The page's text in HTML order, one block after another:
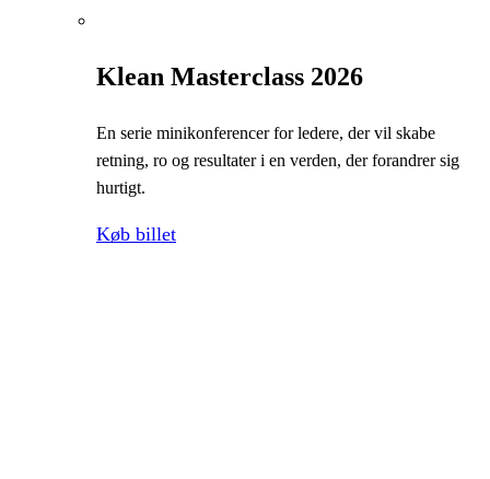
Klean Masterclass 2026
En serie minikonferencer for ledere, der vil skabe
retning, ro og resultater i en verden, der forandrer sig
hurtigt.
Køb billet